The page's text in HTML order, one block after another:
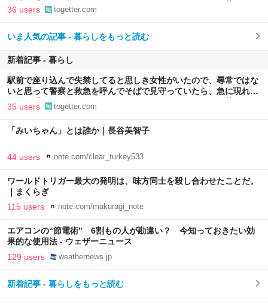
女性に「あなた何してるんですか！？」とスマホをはたき落とされ
36 users togetter.com
いま人気の記事 - 暮らしをもっと読む
新着記事 - 暮らし
駅前で座り込んで失禁してると思しき女性がいたので、尋常ではな
いと思って警察と救急を呼んでそばで見守っていたら、急に現れた
女性に「あなた何してるんですか！？」とスマホをはたき落とされ
35 users togetter.com
「みいちゃん」とは誰か｜長谷美智子
44 users note.com/clear_turkey533
ワールドトリガー最大の発明は、味方同士を殺し合わせたことだ。
｜まくらぎ
115 users note.com/makuragi_note
エアコンの“節電術” 6割もの人が勘違い？ 今知っておきたい効
果的な使用法 - ウェザーニュース
129 users weathernews.jp
新着記事 - 暮らしをもっと読む